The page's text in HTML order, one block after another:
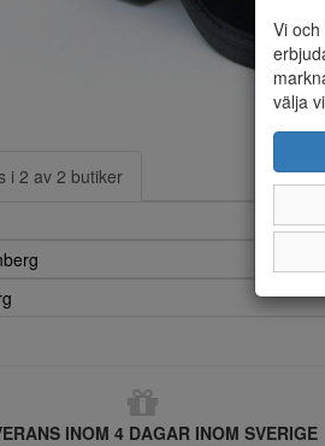
i 2 av 2 butiker
INOM 4 DAGAR INOM SVERIGE
Vi
välja